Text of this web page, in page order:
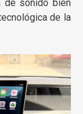
de sonido bien
de la